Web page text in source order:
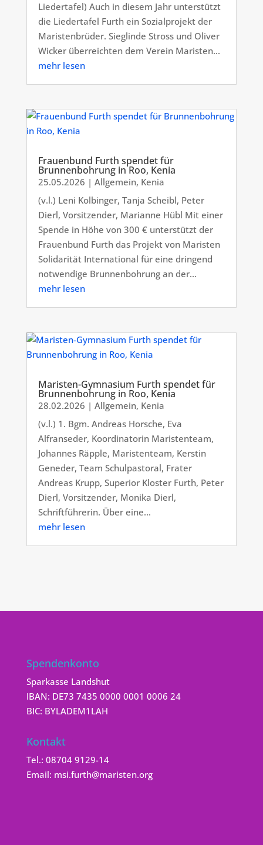
Liedertafel) Auch in diesem Jahr unterstützt
die Liedertafel Furth ein Sozialprojekt der
Maristenbrüder. Sieglinde Stross und Oliver
Wicker überreichten dem Verein Maristen...
mehr lesen
Frauenbund Furth spendet für
Brunnenbohrung in Roo, Kenia
25.05.2026 | Allgemein, Kenia
(v.l.) Leni Kolbinger, Tanja Scheibl, Peter
Dierl, Vorsitzender, Marianne Hübl Mit einer
Spende in Höhe von 300 € unterstützt der
Frauenbund Furth das Projekt von Maristen
Solidarität International für eine dringend
notwendige Brunnenbohrung an der...
mehr lesen
Maristen-Gymnasium Furth spendet für
Brunnenbohrung in Roo, Kenia
28.02.2026 | Allgemein, Kenia
(v.l.) 1. Bgm. Andreas Horsche, Eva
Alfranseder, Koordinatorin Maristenteam,
Johannes Räpple, Maristenteam, Kerstin
Geneder, Team Schulpastoral, Frater
Andreas Krupp, Superior Kloster Furth, Peter
Dierl, Vorsitzender, Monika Dierl,
Schriftführerin. Über eine...
mehr lesen
Spendenkonto
Sparkasse Landshut
IBAN: DE73 7435 0000 0001 0006 24
BIC: BYLADEM1LAH
Kontakt
Tel.: 08704 9129-14
Email: msi.furth@maristen.org